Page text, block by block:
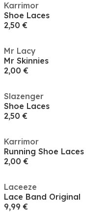
Karrimor
Shoe Laces
2,50 €
Mr Lacy
Mr Skinnies
2,00 €
Slazenger
Shoe Laces
2,50 €
Karrimor
Running Shoe Laces
2,00 €
Laceeze
Lace Band Original
9,99 €